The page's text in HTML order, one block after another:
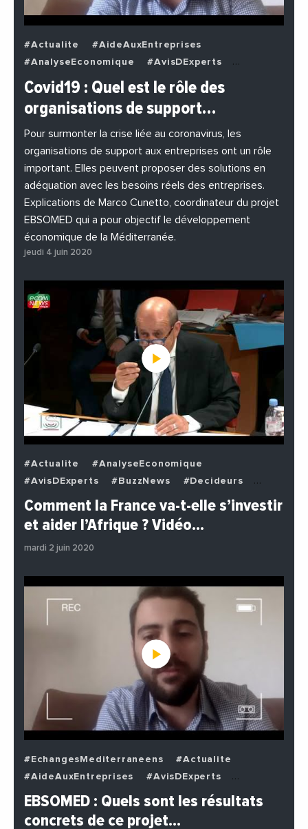
#Actualite
#AideAuxEntreprises
#AnalyseEconomique
#AvisDExperts
#BuzzNews
#Decideurs
#EchangesMediterraneens
#EnDirectDe
#Entreprises
#Institutions
#PhotosEtVideos
Covid19 : Quel est le rôle des
organisations de support…
Pour surmonter la crise liée au coronavirus, les
organisations de support aux entreprises ont un rôle
important. Elles peuvent proposer des solutions en
adéquation avec les besoins réels des entreprises.
Explications de Marco Cunetto, coordinateur du projet
EBSOMED qui a pour objectif le développement
économique de la Méditerranée.
jeudi 4 juin 2020
#Actualite
#AnalyseEconomique
#AvisDExperts
#BuzzNews
#Decideurs
#EchangesMediterraneens
#Economie
#Politique
Comment la France va-t-elle s’investir
et aider l’Afrique ? Vidéo…
mardi 2 juin 2020
#EchangesMediterraneens
#Actualite
#AideAuxEntreprises
#AvisDExperts
#BuzzNews
#Decideurs
EBSOMED : Quels sont les résultats
concrets de ce projet…